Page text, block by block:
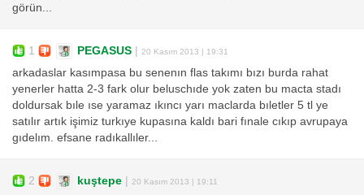
görün...
1 PEGASUS | 20 Kasım 2013 | 19:31
arkadaslar kasımpasa bu senenın flas takımı bızı burda rahat
yenerler hatta 2-3 fark olur beluschıde yok zaten bu macta stadı
doldursak bıle ıse yaramaz ıkıncı yarı maclarda bıletler 5 tl ye
satılır artık işimiz turkıye kupasına kaldı bari fınale cıkıp avrupaya
gıdelım. efsane radıkallıler...
2 kuştepe | 20 Kasım 2013 | 19:11